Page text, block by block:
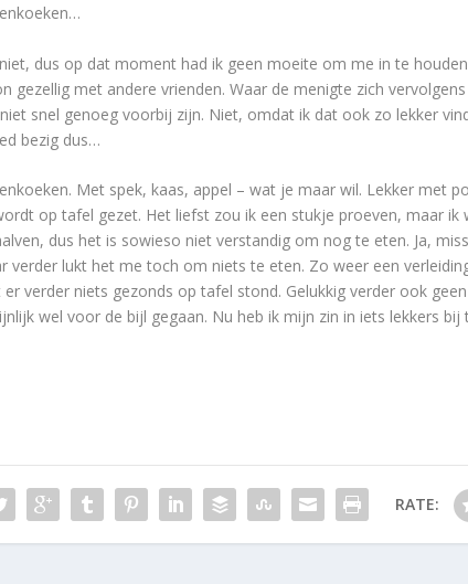
dus op dat moment had ik geen moeite om me in te
gezellig met andere vrienden. Waar de menigte zich
snel genoeg voorbij zijn. Niet, omdat ik dat ook zo lekker
bezig dus…
Met spek, kaas, appel – wat je maar wil. Lekker met
op tafel gezet. Het liefst zou ik een stukje proeven, maar ik
dus het is sowieso niet verstandig om nog te eten. Ja,
verder lukt het me toch om niets te eten. Zo weer een
verder niets gezonds op tafel stond. Gelukkig verder ook
wel voor de bijl gegaan. Nu heb ik mijn zin in iets lekkers
RATE: